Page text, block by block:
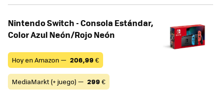
Nintendo Switch - Consola Estándar,
Color Azul Neón/Rojo Neón
Hoy en Amazon — 206,99 €
MediaMarkt (+ juego) — 299 €